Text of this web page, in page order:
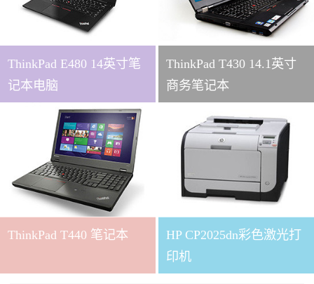
ThinkPad E480 14英寸笔
记本电脑
ThinkPad T430 14.1英寸
商务笔记本
ThinkPad T440 笔记本
HP CP2025dn彩色激光打
印机